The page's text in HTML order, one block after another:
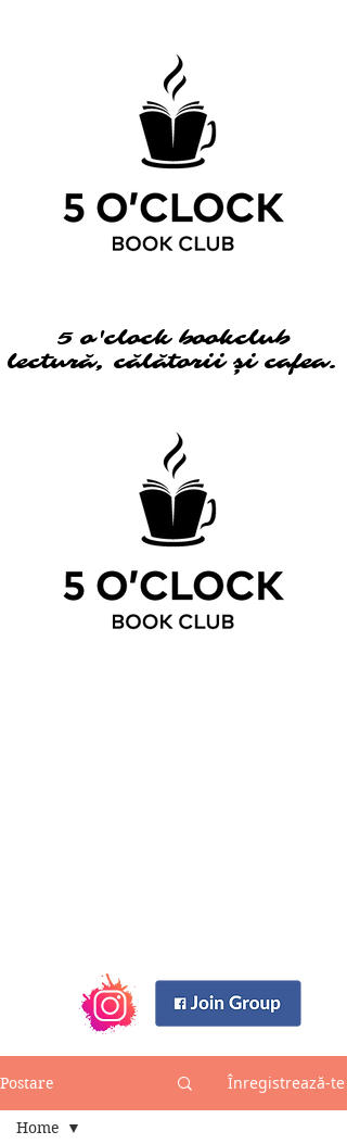
5 o'clock bookclub
lectură, călătorii și cafea.
5 o'clock bookclub
lectură, călătorii și cafea.
Postare Înregistrează-te
Home